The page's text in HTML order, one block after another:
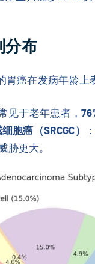
分布
癌在发病年龄上
见于老年患者，
胞癌（SRCGC）
胁更大。